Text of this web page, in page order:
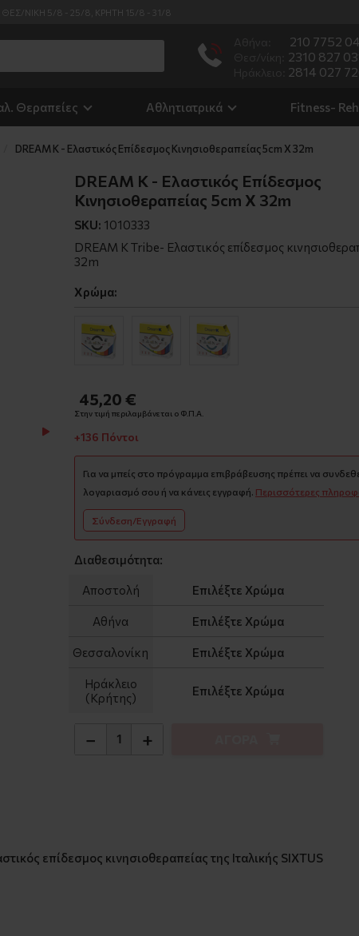
ΝΙΚΗ 5/8 - 25/8, ΚΡΗΤΗ 15/8 - 31/8
210 7752
2310 827
2814 027
Θεραπείες Αθλητιατρικά Fitness-
DREAM K - Ελαστικός Επίδεσμος Κινησιοθεραπείας 5cm X 32m
DREAM K - Ελαστικός Επίδεσμος
Κινησιοθεραπείας 5cm X 32m
SKU: 1010333
DREAM K Tribe- Ελαστικός επίδεσμος
32m
Χρώμα:
45,20 €
Στην τιμή περιλαμβάνεται ο Φ.Π.Α.
+136 Πόντοι
Για να μπείς στο πρόγραμμα επιβράβευσης πρέπει να
λογαριασμό σου ή να κάνεις εγγραφή. Περισσότερες
Σύνδεση/Εγγραφή
Διαθεσιμότητα:
Αποστολή Επιλέξτε Χρώμα
Αθήνα Επιλέξτε Χρώμα
Θεσσαλονίκη Επιλέξτε Χρώμα
Ηράκλειο
(Κρήτης)
Επιλέξτε Χρώμα
− +
επίδεσμος κινησιοθεραπείας της Ιταλικής SIXTUS